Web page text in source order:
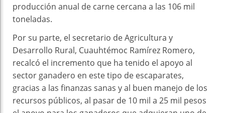
producción anual de carne cercana a las 106 mil
toneladas.
Por su parte, el secretario de Agricultura y
Desarrollo Rural, Cuauhtémoc Ramírez Romero,
recalcó el incremento que ha tenido el apoyo al
sector ganadero en este tipo de escaparates,
gracias a las finanzas sanas y al buen manejo de los
recursos públicos, al pasar de 10 mil a 25 mil pesos